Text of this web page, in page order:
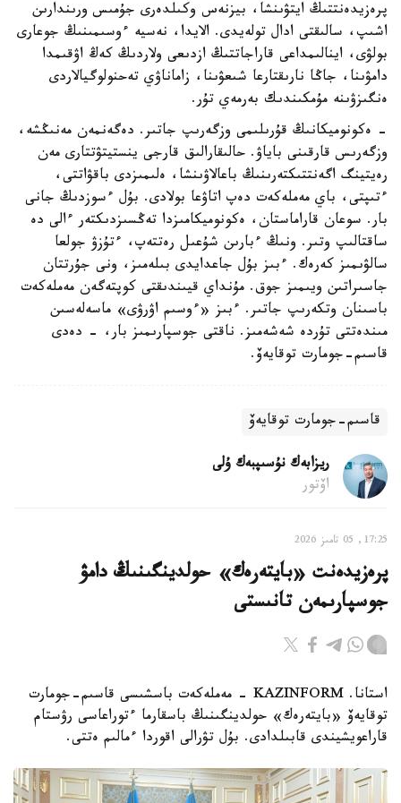
پرەزيدەنتتىڭ ايتۋىنشا، بيزنەس وكىلدەرى جۇمىس ورىندارىن
اشىپ، سالىقتى ادال تولەيدى. الايدا، نەسيە ءوسىمىنىڭ جوعارى
بولۋى، اينالىمداعى قاراجاتتىڭ ازدىعى ولاردىڭ كەڭ اۋقىمدا
دامۋىنا، جاڭا نارىقتارعا شىعۋىنا، زاماناۋي تەحنولوگيالاردى
ەنگىزۋىنە مۇمكىندىك بەرمەي تۇر.
- ەكونوميكانىڭ قۇرىلىمى وزگەرىپ جاتىر. دەگەنمەن مەنىڭشە،
وزگەرىس قارقىنى باياۋ. حالىقارالىق قارجى ينستيتۋتتارى مەن
رەيتينگ اگەنتتىكتەرىنىڭ باعالاۋىنشا، ەلىمىزدى باقۋاتتى،
ءتىپتى، باي مەملەكەت دەپ اتاۋعا بولادى. بۇل ءسوزدىڭ جانى
بار. سوعان قاراماستان، ەكونوميكامىزدا تەڭسىزدىكتەر ءالى دە
ساقتالىپ وتىر. ونىڭ ءبارىن شۇعىل رەتتەپ، ءتۇزۋ جولعا
سالۋىمىز كەرەك. ءبىز بۇل جاعدايدى بىلەمىز، ونى جۇرتتان
جاسىراتىن ويىمىز جوق. مۇنداي قيىندىقتى كوپتەگەن مەملەكەت
باسىنان وتكەرىپ جاتىر. ءبىز «ءوسىم اۋرۋى» ماسەلەسىن
مىندەتتى تۇردە شەشەمىز. ناقتى جوسپارىمىز بار، - دەدى
قاسىم-جومارت توقايەۆ.
قاسىم-جومارت توقايەۆ
ريزابەك نۇسىپبەك ۇلى
اۆتور
17:25, 05 تامىز 2026
پرەزيدەنت «بايتەرەك» حولدينگىنىڭ دامۋ
جوسپارىمەن تانىستى
استانا. KAZINFORM - مەملەكەت باسشىسى قاسىم-جومارت
توقايەۆ «بايتەرەك» حولدينگىنىڭ باسقارما ءتوراعاسى رۋستام
قاراعويشيندى قابىلدادى. بۇل تۋرالى اقوردا ءمالىم ەتتى.